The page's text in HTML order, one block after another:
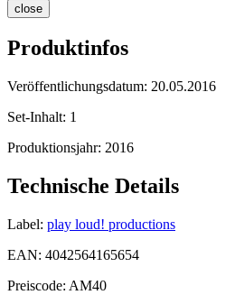
close
Produktinfos
Veröffentlichungsdatum: 20.05.2016
Set-Inhalt: 1
Produktionsjahr: 2016
Technische Details
Label: play loud! productions
EAN: 4042564165654
Preiscode: AM40